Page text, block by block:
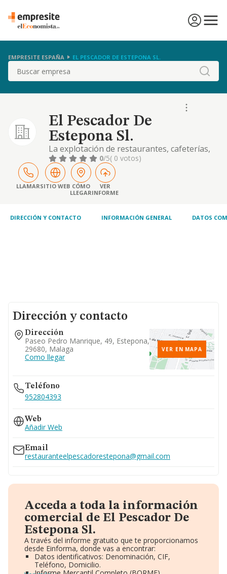
EMPRESITE ESPAÑA EL PESCADOR DE ESTEPONA SL.
Buscar
El Pescador De
Estepona Sl.
La explotación de restaurantes, cafeterías,
bares y establecimientos de hostelería, la
compra y venta de productos y mercancías
para la realización de aquellas explotaciones
0/5( 0 votos)
LLAMARSITIO WEB CÓMO
LLEGAR
VER
INFORME
DIRECCIÓN Y CONTACTO INFORMACIÓN GENERAL DATOS
Dirección y contacto
Dirección
Paseo Pedro Manrique, 49, Estepona,
29680, Malaga
Como llegar
VER EN MAPA
Teléfono
952804393
Web
Añadir Web
Email
restauranteelpescadorestepona@gmail.com
Acceda a toda la información
comercial de El Pescador De
Estepona Sl.
A través del informe gratuito que te proporcionamos
desde Einforma, donde vas a encontrar:
Datos identificativos: Denominación, CIF,
Teléfono, Domicilio.